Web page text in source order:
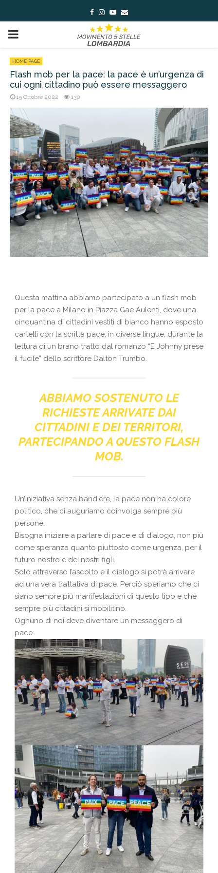
Facebook
Instagram
Youtube
Email
PRIMARY
MENU
HOME PAGE
Flash mob per la pace: la pace è un’urgenza di
cui ogni cittadino può essere messaggero
15 Ottobre 2022 130
Questa mattina abbiamo partecipato a un flash mob
per la pace a Milano in Piazza Gae Aulenti, dove una
cinquantina di cittadini vestiti di bianco hanno esposto
cartelli con la scritta pace, in diverse lingue, durante la
lettura di un brano tratto dal romanzo “E Johnny prese
il fucile” dello scrittore Dalton Trumbo.
ABBIAMO SOSTENUTO LE
RICHIESTE ARRIVATE DAI
CITTADINI E DEI TERRITORI,
PARTECIPANDO A QUESTO FLASH
MOB.
Un’iniziativa senza bandiere, la pace non ha colore
politico, che ci auguriamo coinvolga sempre più
persone.
Bisogna iniziare a parlare di pace e di dialogo, non più
come speranza quanto piuttosto come urgenza, per il
futuro nostro e dei nostri figli.
Solo attraverso l’ascolto e il dialogo si potrà arrivare
ad una vera trattativa di pace. Perciò speriamo che ci
siano sempre più manifestazioni di questo tipo e che
sempre più cittadini si mobilitino.
Ognuno di noi deve diventare un messaggero di
pace.